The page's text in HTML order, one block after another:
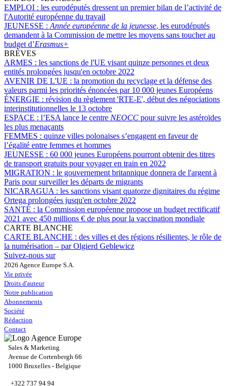
EMPLOI : les eurodéputés dressent un premier bilan de l’activité de
l'Autorité européenne du travail
JEUNESSE : Année européenne de la jeunesse, les eurodéputés
demandent à la Commission de mettre les moyens sans toucher au
budget d’Erasmus+
BRÈVES
ARMES : les sanctions de l'UE visant quinze personnes et deux
entités prolongées jusqu'en octobre 2022
AVENIR DE L'UE : la promotion du recyclage et la défense des
valeurs parmi les priorités énoncées par 10 000 jeunes Européens
ÉNERGIE : révision du règlement 'RTE-E', début des négociations
interinstitutionnelles le 13 octobre
ESPACE : l’ESA lance le centre NEOCC pour suivre les astéroïdes
les plus menaçants
FEMMES : quinze villes polonaises s’engagent en faveur de
l’égalité entre femmes et hommes
JEUNESSE : 60 000 jeunes Européens pourront obtenir des titres
de transport gratuits pour voyager en train en 2022
MIGRATION : le gouvernement britannique donnera de l'argent à
Paris pour surveiller les départs de migrants
NICARAGUA : les sanctions visant quatorze dignitaires du régime
Ortega prolongées jusqu'en octobre 2022
SANTÉ : la Commission européenne propose un budget rectificatif
2021 avec 450 millions € de plus pour la vaccination mondiale
CARTE BLANCHE
CARTE BLANCHE : des villes et des régions résilientes, le rôle de
la numérisation – par Olgierd Geblewicz
Suivez-nous sur
2026 Agence Europe S.A.
Vie privée
Droits d'auteur
Notre publication
Abonnements
Société
Rédaction
Contact
Sales & Marketing
Avenue de Cortenbergh 66
1000 Bruxelles - Belgique
+322 737 94 94